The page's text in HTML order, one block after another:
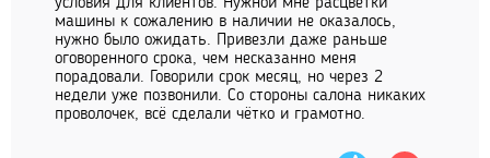
условия для клиентов. Нужной мне расцветки
машины к сожалению в наличии не оказалось,
нужно было ожидать. Привезли даже раньше
оговоренного срока, чем несказанно меня
порадовали. Говорили срок месяц, но через 2
недели уже позвонили. Со стороны салона никаких
проволочек, всё сделали чётко и грамотно.